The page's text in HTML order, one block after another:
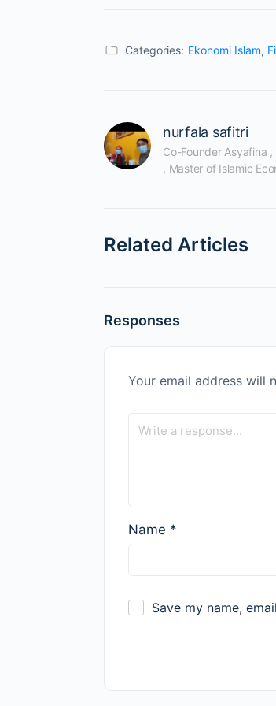
Categories: Ekonomi Islam,
nurfala safitri
Co-Founder Asyafina
, Master of Islamic
Related Articles
Responses
Your email address will
Name *
Save my name,